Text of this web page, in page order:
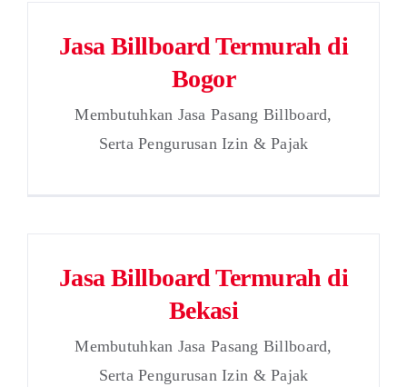
Jasa Billboard Termurah di
Bogor
Membutuhkan Jasa Pasang Billboard,
Serta Pengurusan Izin & Pajak
Jasa Billboard Termurah di
Bekasi
Membutuhkan Jasa Pasang Billboard,
Serta Pengurusan Izin & Pajak